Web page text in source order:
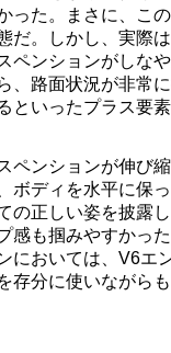
った。まさに、こ
だ。しかし、実際
ペンションがしな
、路面状況が非常
といったプラス要素
ペンションが伸び
ボディを水平に保
の正しい姿を披露
感も掴みやすかっ
においては、V6エ
存分に使いながら